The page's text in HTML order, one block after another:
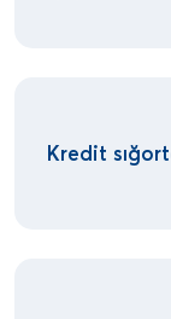
Kredit